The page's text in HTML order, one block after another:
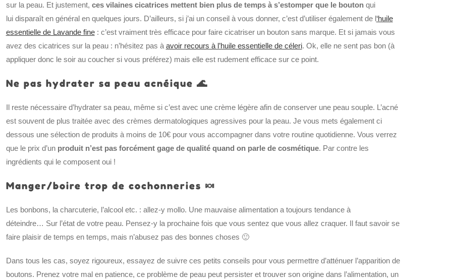
sur la peau. Et justement, ces vilaines cicatrices mettent bien plus de temps à s’estomper que le boutonqui
lui disparaît en général en quelques jours. D’ailleurs, si j’ai un conseil à vous donner, c’est d’utiliser également de l‘huile
essentielle de Lavande fine: c’est vraiment très efficace pour faire cicatriser un bouton sans marque. Et si jamais vous
avez des cicatrices sur la peau : n’hésitez pas à avoir recours à l’huile essentielle de céleri. Ok, elle ne sent pas bon (à
appliquer donc le soir au coucher si vous préférez) mais elle est rudement efficace sur ce point.
Ne pas hydrater sa peau acnéique 🌊
Il reste nécessaire d’hydrater sa peau, même si c’est avec une crème légère afin de conserver une peau souple. L’acné
est souvent de plus traitée avec des crèmes dermatologiques agressives pour la peau. Je vous mets également ci
dessous une sélection de produits à moins de 10€ pour vous accompagner dans votre routine quotidienne. Vous verrez
que le prix d’un produit n’est pas forcément gage de qualité quand on parle de cosmétique. Par contre les
ingrédients qui le composent oui !
Manger/boire trop de cochonneries 🍬
Les bonbons, la charcuterie, l’alcool etc. : allez-y mollo. Une mauvaise alimentation a toujours tendance à
déteindre… Sur l’état de votre peau. Pensez-y la prochaine fois que vous sentez que vous allez craquer. Il faut savoir se
faire plaisir de temps en temps, mais n’abusez pas des bonnes choses 🙂
Dans tous les cas, soyez rigoureux, essayez de suivre ces petits conseils pour vous permettre d’atténuer l’apparition de
boutons. Prenez votre mal en patience, ce problème de peau peut persister et trouver son origine dans l’alimentation, un